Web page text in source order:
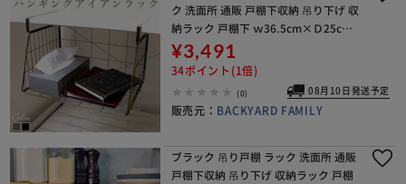
ク 洗面所 通販 戸棚下収納 吊り下げ 収
納ラック 戸棚下 ｗ36.5cm×Ｄ25cm
×H25cm ハンギングバスケット 吊り
下げ棚 棚 棚下 収納 簡易ラック 差
¥3,491
34ポイント(1倍)
(0) 08月10日発送予定
販売元： BACKYARD FAMILY
ブラック 吊り戸棚 ラック 洗面所 通販
戸棚下収納 吊り下げ 収納ラック 戸棚